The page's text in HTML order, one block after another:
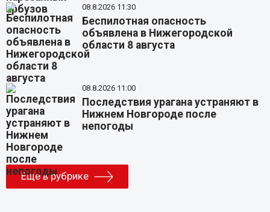
08.8.2026 11:30
Беспилотная опасность
объявлена в Нижегородской
области 8 августа
08.8.2026 11:00
Последствия урагана устраняют в
Нижнем Новгороде после
непогоды
Еще в рубрике